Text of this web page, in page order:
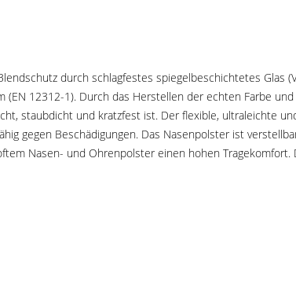
durch schlagfestes spiegelbeschichtetes Glas
(EN 12312-1). Durch das Herstellen der echten Farbe
staubdicht und kratzfest ist. Der flexible, ultraleichte
gegen Beschädigungen. Das Nasenpolster ist
Nasen- und Ohrenpolster einen hohen